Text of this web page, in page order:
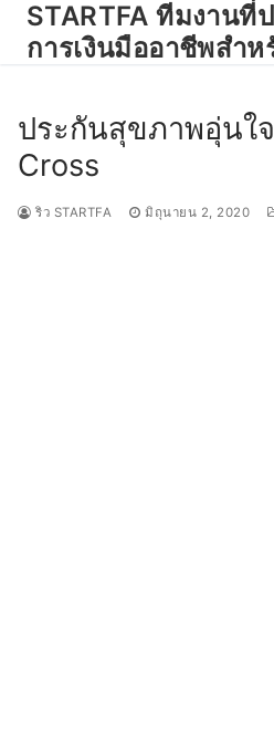
SkipSTARTFA ทีมงานที่
การเงินมืออาชีพสำ
Search for:
ประกันสุขภาพอุ่นใ
Cross
ริว STARTFA มิถุนายน 2, 2020